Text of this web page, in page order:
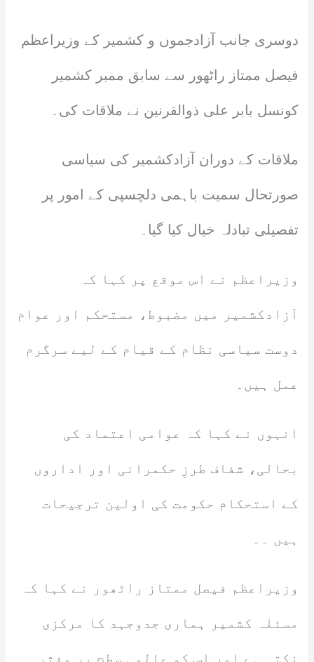
دوسری جانب آزادجموں و کشمیر کے وزیراعظم
فیصل ممتاز راٹھور سے سابق ممبر کشمیر
کونسل بابر علی ذوالقرنین نے ملاقات کی۔
ملاقات کے دوران آزادکشمیر کی سیاسی
صورتحال سمیت باہمی دلچسپی کے امور پر
تفصیلی تبادلہ خیال کیا گیا۔
وزیراعظم نے اس موقع پر کہا کہ
آزادکشمیر میں مضبوط، مستحکم اور عوام
دوست سیاسی نظام کے قیام کے لیے سرگرم
عمل ہیں۔
انہوں نے کہا کہ عوامی اعتماد کی
بحالی، شفاف طرزِ حکمرانی اور اداروں
کے استحکام حکومت کی اولین ترجیحات
ہیں ۔۔
وزیراعظم فیصل ممتاز راٹھور نے کہا کہ
مسئلہ کشمیر ہماری جدوجہد کا مرکزی
نکتہ ہے اور اس کو عالمی سطح پر مؤثر